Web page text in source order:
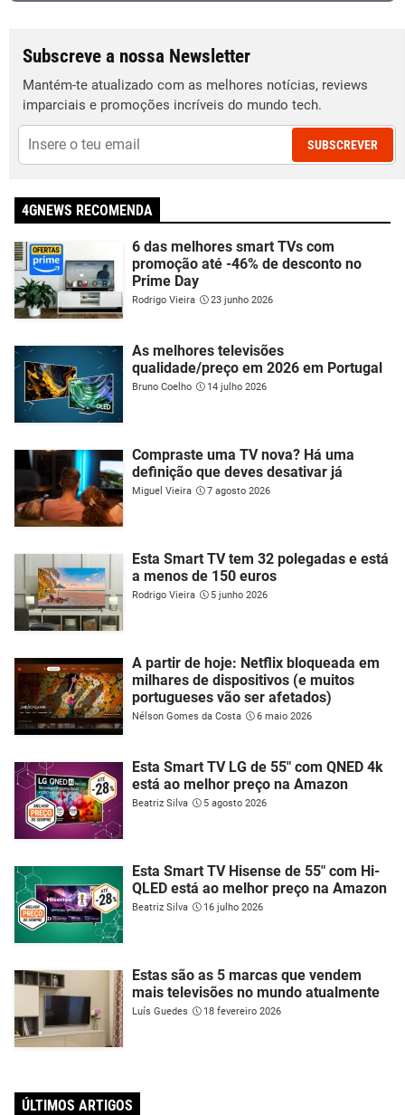
Subscreve a nossa Newsletter
Mantém-te atualizado com as melhores notícias, reviews
imparciais e promoções incríveis do mundo tech.
SUBSCREVER
4GNEWS RECOMENDA
6 das melhores smart TVs com
promoção até -46% de desconto no
Prime Day
Rodrigo Vieira 23 junho 2026
As melhores televisões
qualidade/preço em 2026 em Portugal
Bruno Coelho 14 julho 2026
Compraste uma TV nova? Há uma
definição que deves desativar já
Miguel Vieira 7 agosto 2026
Esta Smart TV tem 32 polegadas e está
a menos de 150 euros
Rodrigo Vieira 5 junho 2026
A partir de hoje: Netflix bloqueada em
milhares de dispositivos (e muitos
portugueses vão ser afetados)
Nélson Gomes da Costa 6 maio 2026
Esta Smart TV LG de 55" com QNED 4k
está ao melhor preço na Amazon
Beatriz Silva 5 agosto 2026
Esta Smart TV Hisense de 55" com Hi-
QLED está ao melhor preço na Amazon
Beatriz Silva 16 julho 2026
Estas são as 5 marcas que vendem
mais televisões no mundo atualmente
Luís Guedes 18 fevereiro 2026
ÚLTIMOS ARTIGOS